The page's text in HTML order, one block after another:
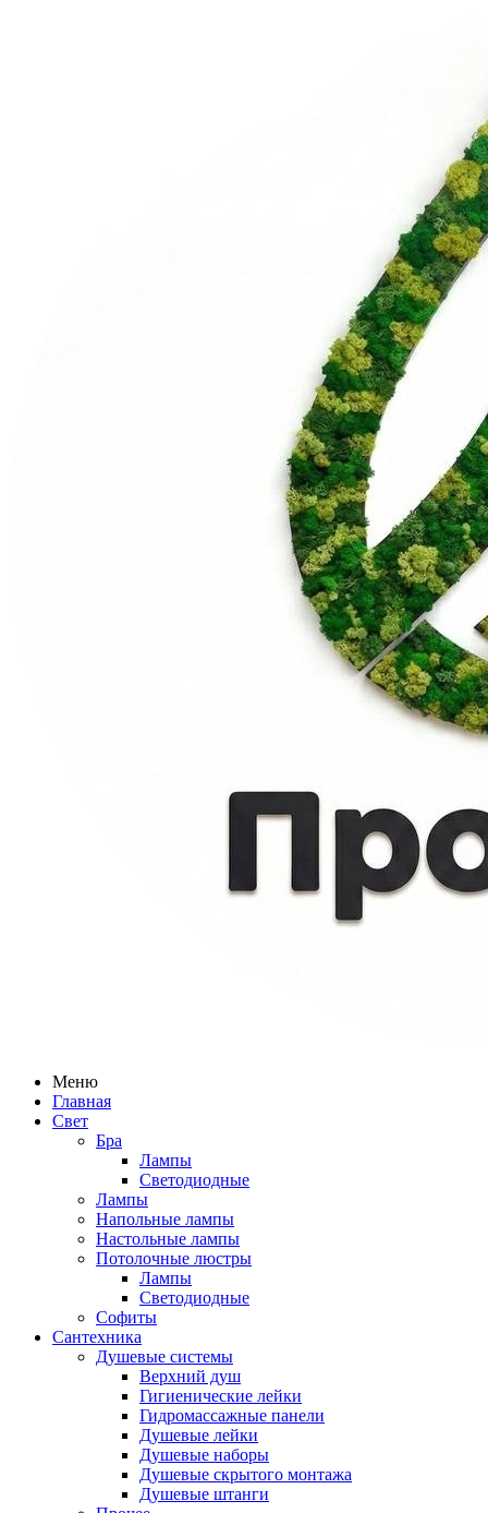
Меню
Главная
Свет
Бра
Лампы
Светодиодные
Лампы
Напольные лампы
Настольные лампы
Потолочные люстры
Лампы
Светодиодные
Софиты
Сантехника
Душевые системы
Верхний душ
Гигиенические лейки
Гидромассажные панели
Душевые лейки
Душевые наборы
Душевые скрытого монтажа
Душевые штанги